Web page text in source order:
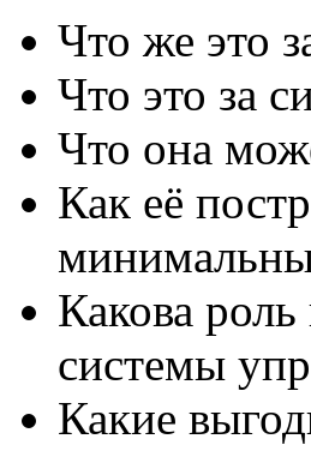
Что же это
Что это за
Что она
Как её
Какова
системы
Какие